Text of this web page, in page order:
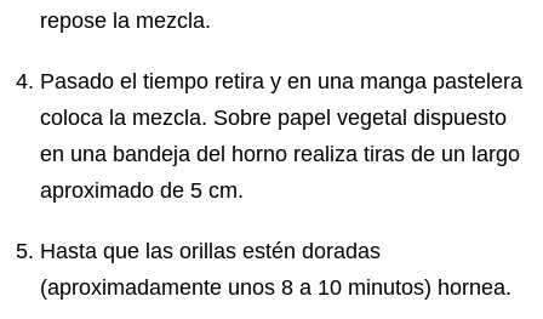
repose la mezcla.
Pasado el tiempo retira y en una manga pastelera
coloca la mezcla. Sobre papel vegetal dispuesto
en una bandeja del horno realiza tiras de un largo
aproximado de 5 cm.
Hasta que las orillas estén doradas
(aproximadamente unos 8 a 10 minutos) hornea.